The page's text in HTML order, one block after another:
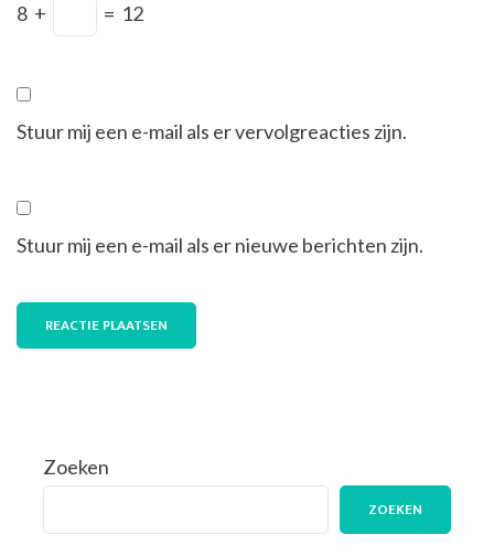
8 + = 12
Stuur mij een e-mail als er vervolgreacties zijn.
Stuur mij een e-mail als er nieuwe berichten zijn.
Zoeken
ZOEKEN